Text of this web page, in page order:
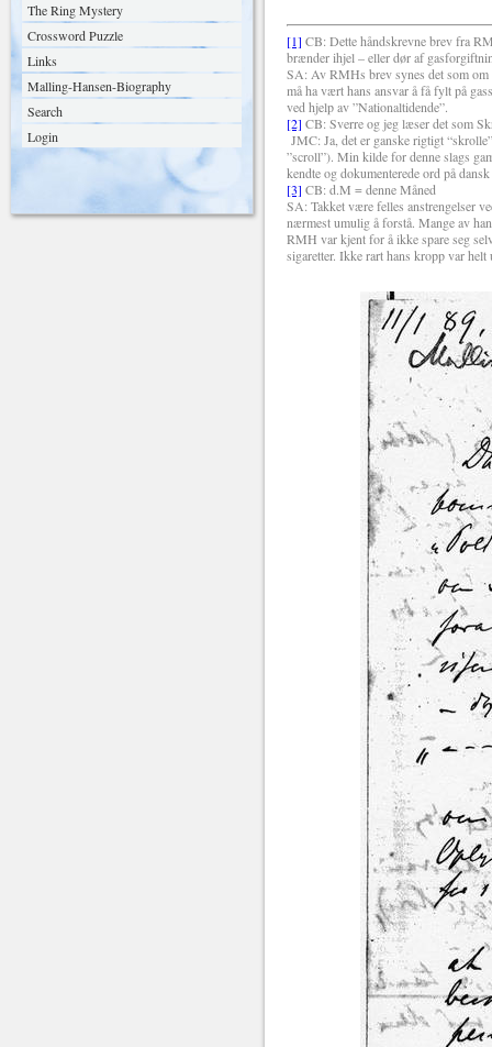
The Ring Mystery
Crossword Puzzle
Links
Malling-Hansen-Biography
Search
Login
[1] CB: Dette håndskrevne brev fra
brænder ihjel – eller dør af
SA: Av RMHs brev synes det som om
må ha vært hans ansvar å få fylt på
ved hjelp av ”Nationaltidende”.
[2] CB: Sverre og jeg læser det som
JMC: Ja, det er ganske rigtigt
”scroll”). Min kilde for denne slags
kendte og dokumenterede ord på
[3] CB: d.M = denne Måned
SA: Takket være felles anstrengelser
nærmest umulig å forstå. Mange av
RMH var kjent for å ikke spare seg
sigaretter. Ikke rart hans kropp var helt